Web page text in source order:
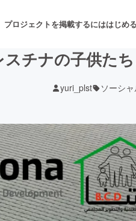
プロジェクトを掲載するにははじめる
ム・サービス開発
・雑誌出版
チナの子供た
yuri_plst ソーシ